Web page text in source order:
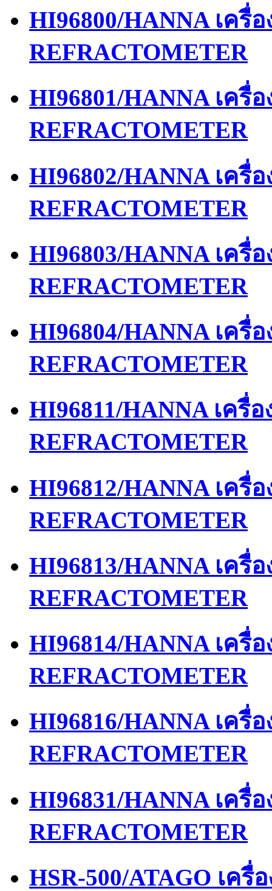
HI96800/HANNA เค
REFRACTOMETER
HI96801/HANNA เค
REFRACTOMETER
HI96802/HANNA เค
REFRACTOMETER
HI96803/HANNA เค
REFRACTOMETER
HI96804/HANNA เค
REFRACTOMETER
HI96811/HANNA เค
REFRACTOMETER
HI96812/HANNA เค
REFRACTOMETER
HI96813/HANNA เค
REFRACTOMETER
HI96814/HANNA เค
REFRACTOMETER
HI96816/HANNA เครื่
REFRACTOMETER
HI96831/HANNA เค
REFRACTOMETER
HSR-500/ATAGO เค